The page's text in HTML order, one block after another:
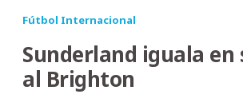
Fútbol Internacional
Sunderland iguala en
al Brighton